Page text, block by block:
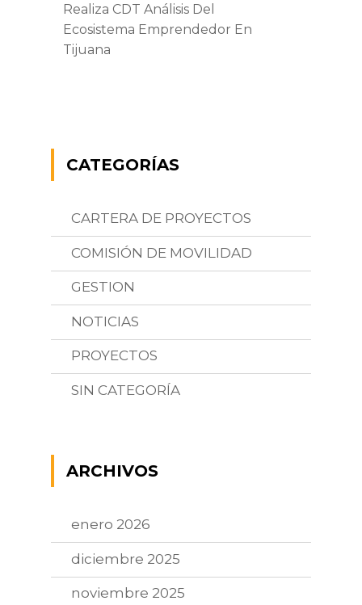
Realiza CDT Análisis Del
Ecosistema Emprendedor En
Tijuana
CATEGORÍAS
CARTERA DE PROYECTOS
COMISIÓN DE MOVILIDAD
GESTION
NOTICIAS
PROYECTOS
SIN CATEGORÍA
ARCHIVOS
enero 2026
diciembre 2025
noviembre 2025